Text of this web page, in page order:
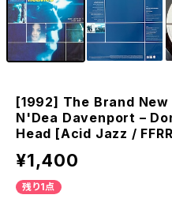
[1992] The Brand
N'Dea Davenport –
Head [Acid Jazz /
¥1,400
残り1点